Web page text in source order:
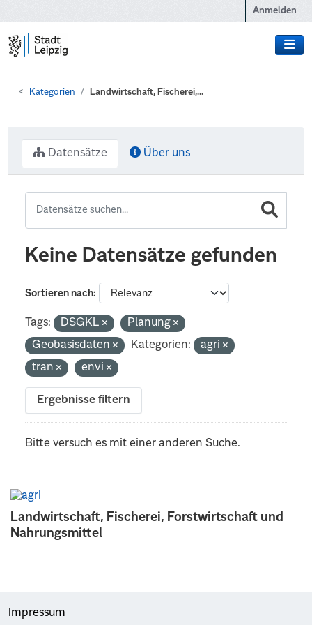
Anmelden
Kategorien Landwirtschaft, Fischerei,...
Landwirtschaft, Fischerei, Forstwirtschaft und
Nahrungsmittel
Datensätze Über uns
Keine Datensätze gefunden
Sortieren nach
Tags: DSGKL
Planung
Geobasisdaten
Kategorien:
agri
tran
envi
Ergebnisse filtern
Bitte versuch es mit einer anderen Suche.
Impressum